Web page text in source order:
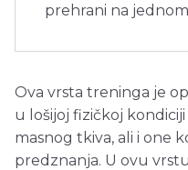
prehrani na
Ova vrsta treninga je
u lošijoj fizičkoj
masnog tkiva, ali i one
predznanja. U ovu